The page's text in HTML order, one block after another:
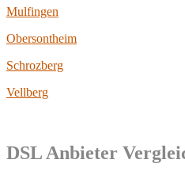
Mulfingen
Obersontheim
Schrozberg
Vellberg
DSL Anbieter